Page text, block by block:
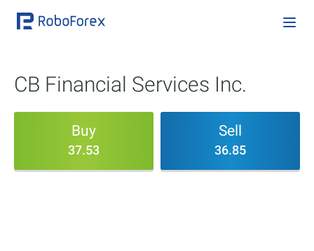
CB Financial Services Inc.
Buy
37.53
Sell
36.85